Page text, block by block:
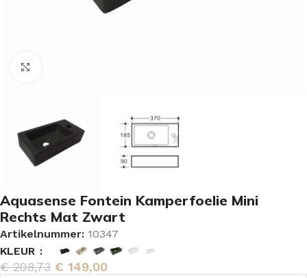
Aquasense Fontein Kamperfoelie Mini
Rechts Mat Zwart
Artikelnummer: 10347
KLEUR
€208,73 € 149,00